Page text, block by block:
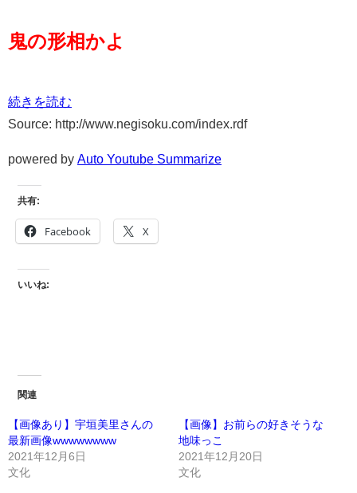
鬼の形相かよ
続きを読む
Source: http://www.negisoku.com/index.rdf
powered by Auto Youtube Summarize
共有:
Facebook X
いいね:
関連
【画像あり】宇垣美里さんの
最新画像wwwwwwww
2021年12月6日
文化
【画像】お前らの好きそうな
地味っこ
2021年12月20日
文化